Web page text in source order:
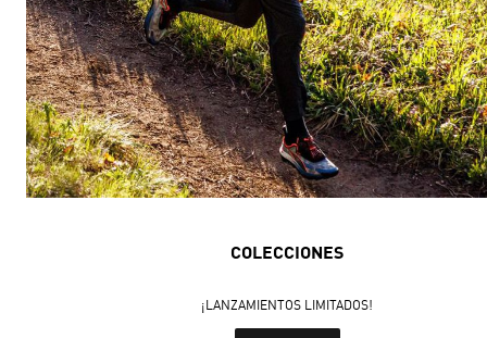
COLECCIONES
¡LANZAMIENTOS LIMITADOS!